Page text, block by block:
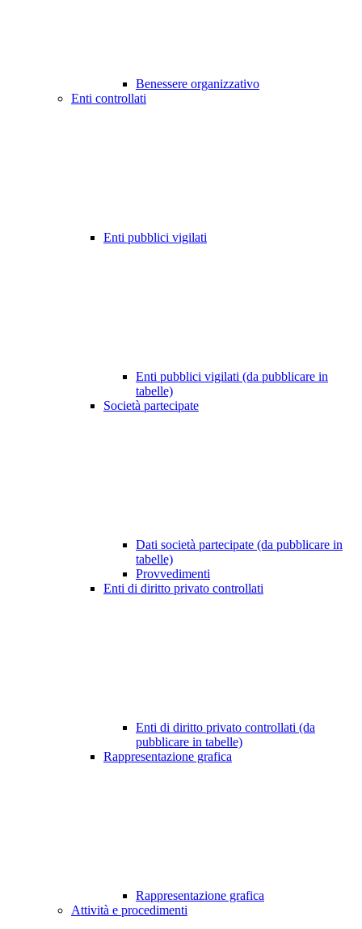
Benessere organizzativo
Enti controllati
Enti pubblici vigilati
Enti pubblici vigilati (da pubblicare in
tabelle)
Società partecipate
Dati società partecipate (da pubblicare in
tabelle)
Provvedimenti
Enti di diritto privato controllati
Enti di diritto privato controllati (da
pubblicare in tabelle)
Rappresentazione grafica
Rappresentazione grafica
Attività e procedimenti